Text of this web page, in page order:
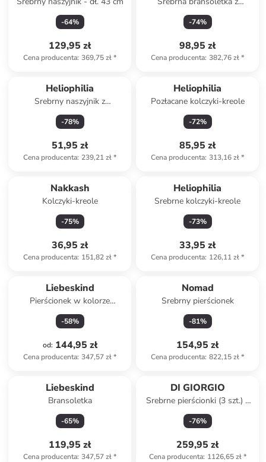
-64%
129,95 zł
Cena producenta: 369,75 zł*
elementami ozdobnymi
-74%
98,95 zł
Cena producenta: 382,76 zł*
Heliophilia
Srebrny naszyjnik z
elementem ozdobnym - dł. 42
cm
-78%
51,95 zł
Cena producenta: 239,21 zł*
Heliophilia
Pozłacane kolczyki-kreole
-72%
85,95 zł
Cena producenta: 313,16 zł*
Nakkash
Kolczyki-kreole
-75%
36,95 zł
Cena producenta: 151,82 zł*
Heliophilia
Srebrne kolczyki-kreole
-73%
33,95 zł
Cena producenta: 126,11 zł*
Liebeskind
Pierścionek w kolorze
srebrnym
-58%
od: 144,95 zł
Cena producenta: 347,57 zł*
Nomad
Srebrny pierścionek
-81%
154,95 zł
Cena producenta: 822,15 zł*
Liebeskind
Bransoletka
-65%
119,95 zł
Cena producenta: 347,57 zł*
DI GIORGIO
Srebrne pierścionki (3 szt.) z
kamieniami szlachetnymi
-76%
259,95 zł
Cena producenta: 1126,65 zł*